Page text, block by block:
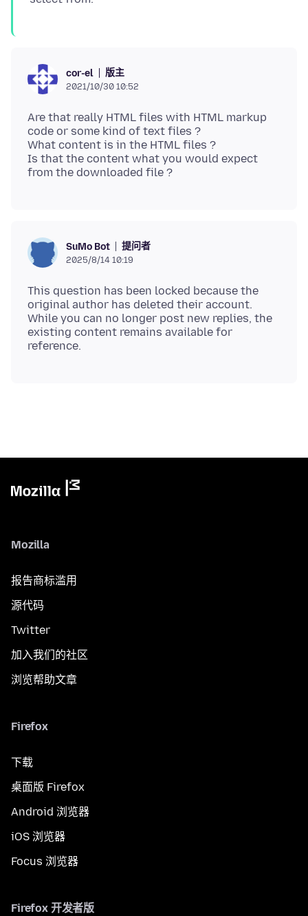
cor-el 版主
2021/10/30 10:52
Are that really HTML files with HTML markup
code or some kind of text files ?
What content is in the HTML files ?
Is that the content what you would expect
SuMo Bot 提问者
2025/8/14 10:19
This question has been locked because the
original author has deleted their account.
While you can no longer post new replies, the
existing content remains available for
Mozilla
报告商标滥用
源代码
Twitter
加入我们的社区
浏览帮助文章
Firefox
下载
桌面版 Firefox
Android 浏览器
iOS 浏览器
Focus 浏览器
Firefox 开发者版